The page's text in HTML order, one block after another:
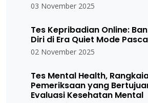
03 November 2025
Tes Kepribadian Online:
Diri di Era Quiet Mode
02 November 2025
Tes Mental Health,
Pemeriksaan yang
Evaluasi Kesehatan Mental